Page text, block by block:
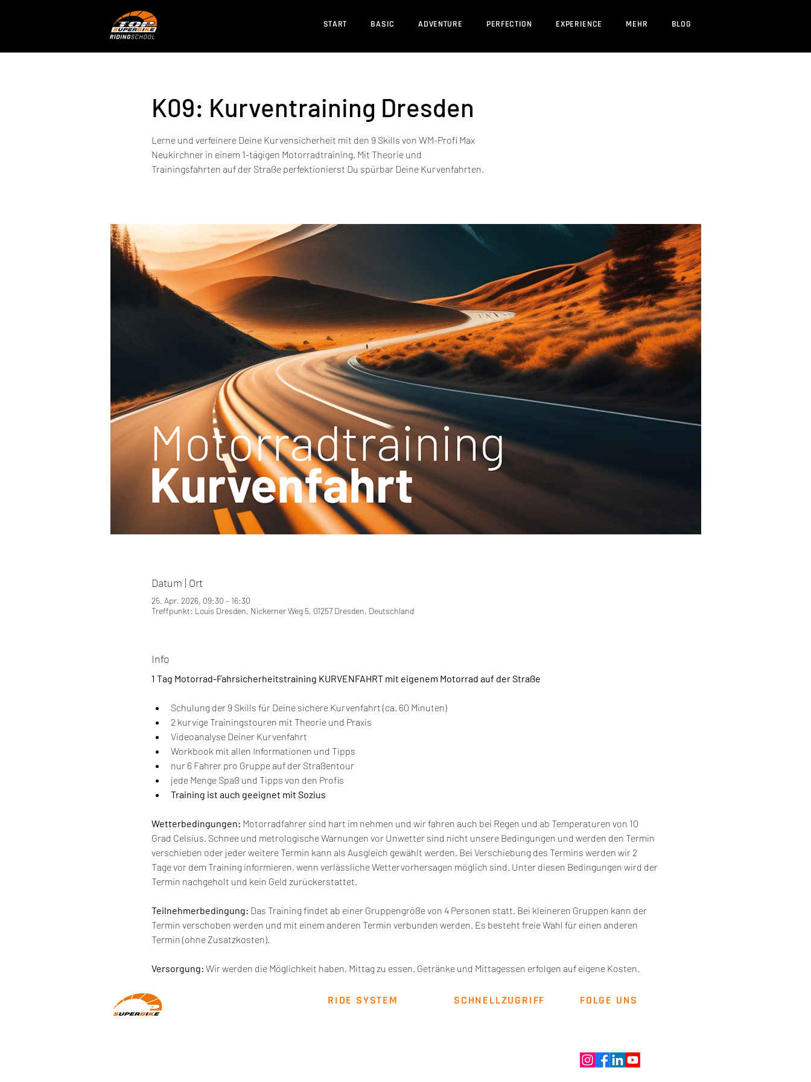
START BASIC ADVENTURE PERFECTION EXPERIENCE MEHR BLOG
K09: Kurventraining Dresden
Lerne und verfeinere Deine Kurvensicherheit mit den 9 Skills von WM-Profi Max
Neukirchner in einem 1-tägigen Motorradtraining. Mit Theorie und
Trainingsfahrten auf der Straße perfektionierst Du spürbar Deine Kurvenfahrten.
Datum | Ort
25. Apr. 2026, 09:30 – 16:30
Treffpunkt: Louis Dresden, Nickerner Weg 5, 01257 Dresden, Deutschland
Info
1 Tag Motorrad-Fahrsicherheitstraining KURVENFAHRT mit eigenem Motorrad auf der Straße
Schulung der 9 Skills für Deine sichere Kurvenfahrt (ca. 60 Minuten)
2 kurvige Trainingstouren mit Theorie und Praxis
Videoanalyse Deiner Kurvenfahrt
Workbook mit allen Informationen und Tipps
nur 6 Fahrer pro Gruppe auf der Straßentour
jede Menge Spaß und Tipps von den Profis
Training ist auch geeignet mit Sozius
Wetterbedingungen: Motorradfahrer sind hart im nehmen und wir fahren auch bei Regen und ab Temperaturen von 10
Grad Celsius. Schnee und metrologische Warnungen vor Unwetter sind nicht unsere Bedingungen und werden den Termin
verschieben oder jeder weitere Termin kann als Ausgleich gewählt werden. Bei Verschiebung des Termins werden wir 2
Tage vor dem Training informieren, wenn verlässliche Wettervorhersagen möglich sind. Unter diesen Bedingungen wird der
Termin nachgeholt und kein Geld zurückerstattet.
Teilnehmerbedingung: Das Training findet ab einer Gruppengröße von 4 Personen statt. Bei kleineren Gruppen kann der
Termin verschoben werden und mit einem anderen Termin verbunden werden. Es besteht freie Wahl für einen anderen
Termin (ohne Zusatzkosten).
Versorgung: Wir werden die Möglichkeit haben, Mittag zu essen. Getränke und Mittagessen erfolgen auf eigene Kosten.
RIDE SYSTEM SCHNELLZUGRIFF FOLGE UNS